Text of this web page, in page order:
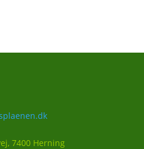
7400 Herning